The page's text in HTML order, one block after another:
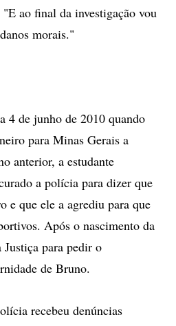
ao final da investigação vou
morais."
4 de junho de 2010 quando
para Minas Gerais a
anterior, a estudante
a polícia para dizer que
e que ele a agrediu para que
Após o nascimento da
para pedir o
de Bruno.
recebeu denúncias